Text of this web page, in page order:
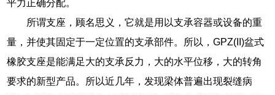
平力正确分配。
所谓支座，顾名思义，它就是用以支承容器或设备的重
量，并使其固定于一定位置的支承部件。所以，GPZ(II)盆式
橡胶支座是能满足大的支承反力，大的水平位移，大的转角
要求的新型产品。所以近几年，发现梁体普遍出现裂缝病